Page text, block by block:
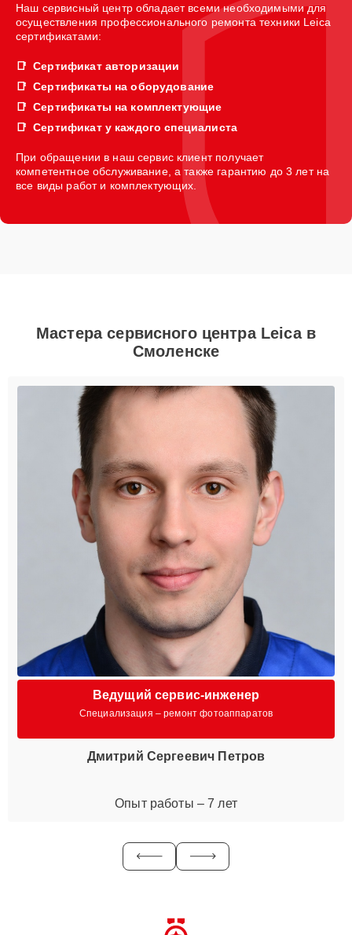
Наш сервисный центр обладает всеми необходимыми для
осуществления профессионального ремонта техники Leica
сертификатами:
Сертификат авторизации
Сертификаты на оборудование
Сертификаты на комплектующие
Сертификат у каждого специалиста
При обращении в наш сервис клиент получает
компетентное обслуживание, а также гарантию до 3 лет на
все виды работ и комплектующих.
Мастера сервисного центра Leica в
Смоленске
Ведущий сервис-инженер
Специализация – ремонт фотоаппаратов
Дмитрий Сергеевич Петров
Опыт работы – 7 лет